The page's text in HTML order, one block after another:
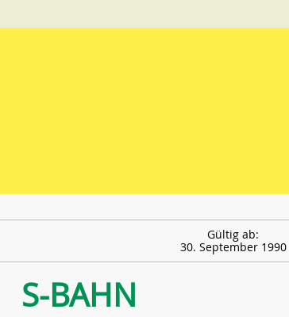
Gültig ab:
30. September 1990
S-BAHN